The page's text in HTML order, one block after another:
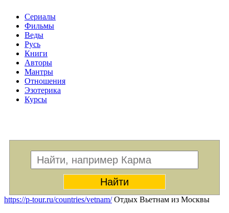
Сериалы
Фильмы
Веды
Русь
Книги
Авторы
Мантры
Отношения
Эзотерика
Курсы
https://p-tour.ru/countries/vetnam/Отдых Вьетнам из Москвы